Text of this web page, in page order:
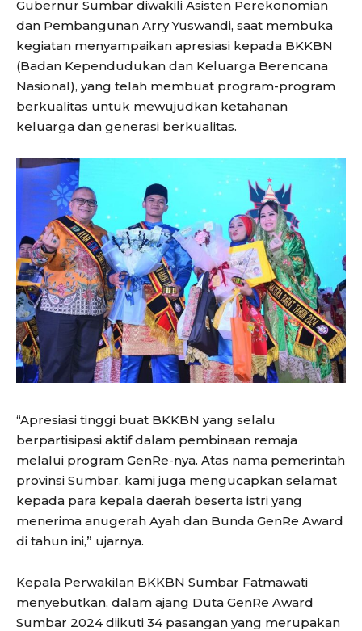
Gubernur Sumbar diwakili Asisten Perekonomian
dan Pembangunan Arry Yuswandi, saat membuka
kegiatan menyampaikan apresiasi kepada BKKBN
(Badan Kependudukan dan Keluarga Berencana
Nasional), yang telah membuat program-program
berkualitas untuk mewujudkan ketahanan
keluarga dan generasi berkualitas.
“Apresiasi tinggi buat BKKBN yang selalu
berpartisipasi aktif dalam pembinaan remaja
melalui program GenRe-nya. Atas nama pemerintah
provinsi Sumbar, kami juga mengucapkan selamat
kepada para kepala daerah beserta istri yang
menerima anugerah Ayah dan Bunda GenRe Award
di tahun ini,” ujarnya.
Kepala Perwakilan BKKBN Sumbar Fatmawati
menyebutkan, dalam ajang Duta GenRe Award
Sumbar 2024 diikuti 34 pasangan yang merupakan